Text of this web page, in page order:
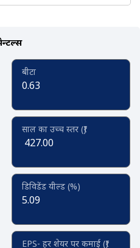
बीटा
0.63
साल का उच्च स्तर (₹)
427.00
डिविडेंड यील्ड (%)
5.09
EPS- हर शेयर पर कमाई (₹)